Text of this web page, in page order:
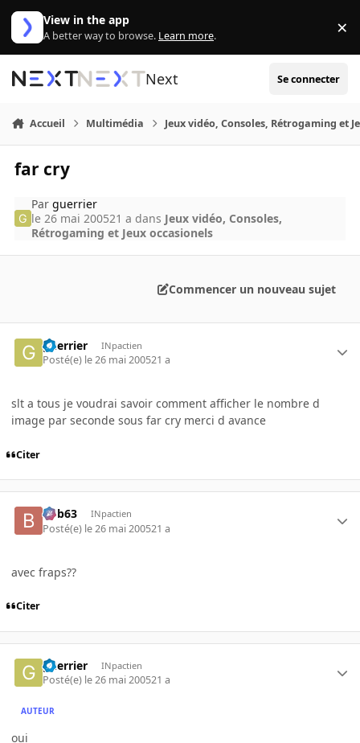
Aller au contenu
View in the app
A better way to browse. Learn more. ×
Next Se connecter
Accueil Multimédia Jeux vidéo, Consoles, Rétrogaming et
far cry
Parguerrier
le 26 mai 200521 a dans Jeux vidéo, Consoles,
Rétrogaming et Jeux occasionels
Commencer un nouveau sujet
guerrier INpactien
Posté(e) le 26 mai 200521 a
slt a tous je voudrai savoir comment afficher le nombre d
image par seconde sous far cry merci d avance
Citer
bob63 INpactien
Posté(e) le 26 mai 200521 a
avec fraps??
Citer
guerrier INpactien
Posté(e) le 26 mai 200521 a
AUTEUR
oui